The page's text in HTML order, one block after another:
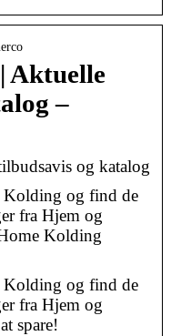
Aktuelle
–
og katalog
Kolding og find de
fra Hjem og
Kolding
Kolding og find de
fra Hjem og
spare!